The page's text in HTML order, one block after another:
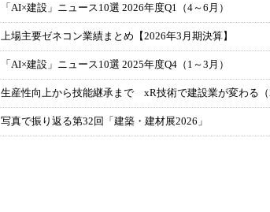
「AI×建設」ニュース10選 2026年度Q1（4～6月）
上場主要ゼネコン業績まとめ【2026年3月期決算】
「AI×建設」ニュース10選 2025年度Q4（1～3月）
生産性向上から技能継承まで xR技術で建設業が変わる（
写真で振り返る第32回「建築・建材展2026」